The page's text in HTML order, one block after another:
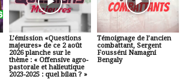
L’émission «Questions
majeures» de ce 2 août
2026 planche sur le
thème : « Offensive agro-
pastorale et halieutique
2023-2025 : quel bilan ? »
Témoignage de l’ancien
combattant, Sergent
Fousséni Namagni
Bengaly